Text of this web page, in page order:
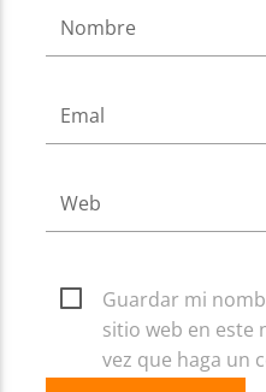
Guardar mi
sitio web en este
vez que haga un